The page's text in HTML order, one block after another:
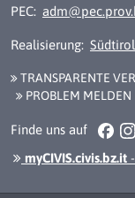
PEC:
Realisierung:
TRANSPARENTE
PROBLEM MELDEN
Finde uns auf
myCIVIS.civis.bz.it